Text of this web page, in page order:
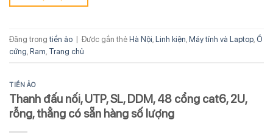
Đăng trong tiền ảo | Được gắn thẻ Hà Nội Linh kiện Máy tính và Laptop Ổ
cứng Ram Trang chủ
TIỀN ẢO
Thanh đấu nối, UTP, SL, DDM, 48 cổng cat6, 2U,
rỗng, thẳng có sẵn hàng số lượng